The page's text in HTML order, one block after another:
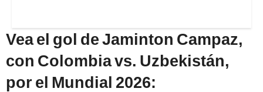
Vea el gol de Jaminton Campaz,
con Colombia vs. Uzbekistán,
por el Mundial 2026: